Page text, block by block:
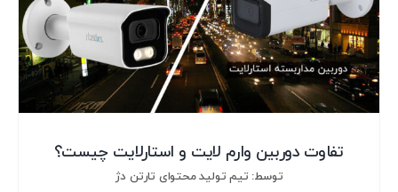
تفاوت دوربین وارم لایت و استارلایت چیست؟
توسط: تیم تولید محتوای تارتن دژ